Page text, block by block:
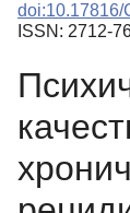
doi:10.17816/
ISSN: 2712-